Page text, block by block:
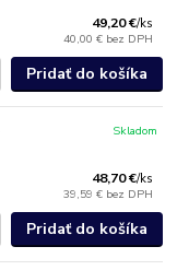
49,20 €/ks
40,00 € bez DPH
Pridať do košíka
48,70 €/ks
39,59 € bez DPH
Skladom
Pridať do košíka